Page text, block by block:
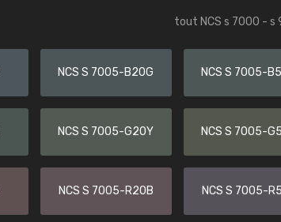
tout NCS s 7000 - s
NCS S 7005-B20G NCS S 7005-
NCS S 7005-G20Y NCS S 7005-
NCS S 7005-R20B NCS S 7005-